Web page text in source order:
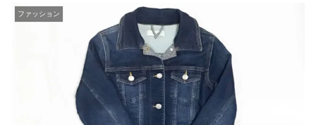
ファッション